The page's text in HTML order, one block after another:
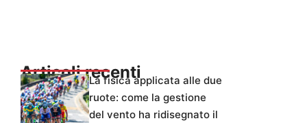
Articoli recentiLa fisica applicata alle due
ruote: come la gestione
del vento ha ridisegnato il